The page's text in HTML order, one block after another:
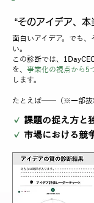
“そのアイデア、
面白いアイデア。でも
い。
この診断では、
を、 事業化の視点から5
します。
たとえば──（※一部抜
✓ 課題の捉え方と
✓ 市場における競